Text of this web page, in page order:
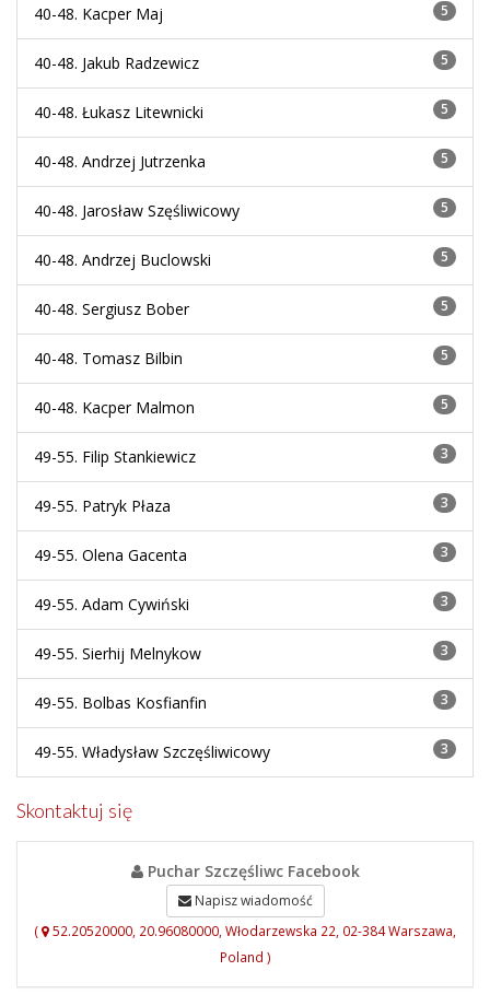
40-48. Kacper Maj 5
40-48. Jakub Radzewicz 5
40-48. Łukasz Litewnicki 5
40-48. Andrzej Jutrzenka 5
40-48. Jarosław Szęśliwicowy 5
40-48. Andrzej Buclowski 5
40-48. Sergiusz Bober 5
40-48. Tomasz Bilbin 5
40-48. Kacper Malmon 5
49-55. Filip Stankiewicz 3
49-55. Patryk Płaza 3
49-55. Olena Gacenta 3
49-55. Adam Cywiński 3
49-55. Sierhij Melnykow 3
49-55. Bolbas Kosfianfin 3
49-55. Władysław Szczęśliwicowy 3
Skontaktuj się
Puchar Szczęśliwc Facebook
Napisz wiadomość
(
52.20520000, 20.96080000, Włodarzewska 22, 02-384 Warszawa,
Poland )